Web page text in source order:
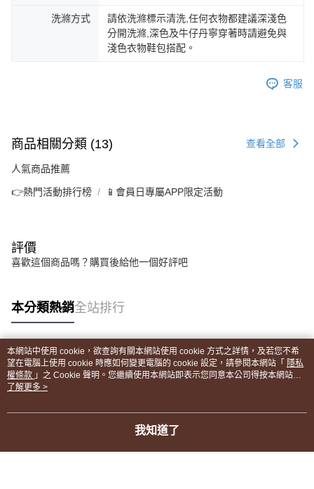
洗滌方式
請依洗滌標示清洗,任何衣物都建議深淺色
分開洗滌,深色及牛仔丹寧穿著時請避免與
淺色衣物鞋包搭配。
客服
商品相關分類 (13) 查看全部
人氣商品推薦
👉熱門活動排行榜 📱會員日專屬APP限定活動
評價
喜歡這個商品嗎？購買後給他一個好評吧
本分類熱銷全站排行
熱門標籤
本網站中使用 cookie，欲查詢有關本網站使用 cookie 方式之詳情，及若您不希
望在電腦上使用 cookie 時應如何變更電腦的 cookie 設定，請參閱本網站「 隱私
權條款 」之 Cookie 聲明。您繼續使用本網站即表示您同意本公司得按本網站使
用條款之 Cookie 聲明使用 cookie。
了解更多 >
我知道了